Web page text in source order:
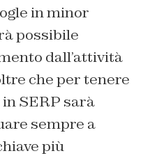
in minor
possibile
dall’attività
che per tenere
SERP sarà
sempre a
più